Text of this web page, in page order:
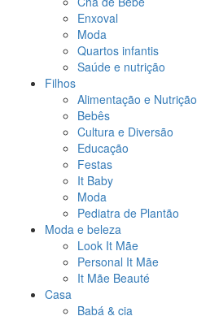
Enxoval
Moda
Quartos infantis
Saúde e nutrição
Filhos
Alimentação e Nutrição
Bebês
Cultura e Diversão
Educação
Festas
It Baby
Moda
Pediatra de Plantão
Moda e beleza
Look It Mãe
Personal It Mãe
It Mãe Beauté
Casa
Babá & cia